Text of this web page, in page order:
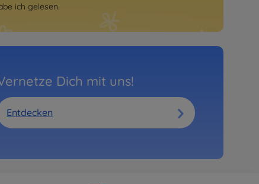
ich gelesen.
Dich mit uns!
Entdecken